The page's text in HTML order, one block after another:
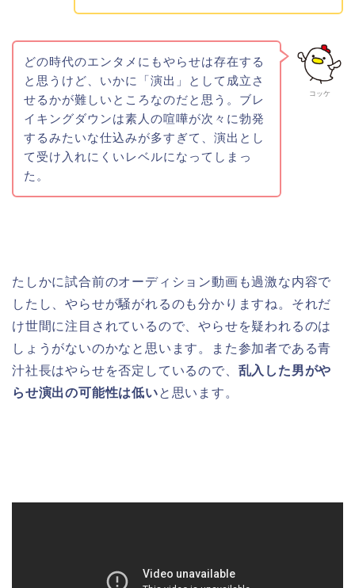
コッケ
どの時代のエンタメにもやらせは存在する
と思うけど、いかに「演出」として成立さ
せるかが難しいところなのだと思う。ブレ
イキングダウンは素人の喧嘩が次々に勃発
するみたいな仕込みが多すぎて、演出とし
て受け入れにくいレベルになってしまっ
た。
たしかに試合前のオーディション動画も過激な内容で
したし、やらせが騒がれるのも分かりますね。それだ
け世間に注目されているので、やらせを疑われるのは
しょうがないのかなと思います。また参加者である青
汁社長はやらせを否定しているので、 乱入した男がや
らせ演出の可能性は低いと思います。